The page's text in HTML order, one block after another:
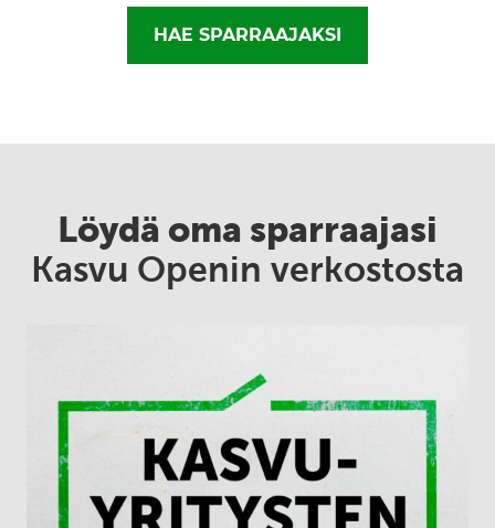
HAE SPARRAAJAKSI
Löydä oma sparraajasi
Kasvu Openin verkostosta